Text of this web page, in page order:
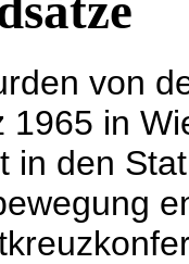
von
1965 in
in den